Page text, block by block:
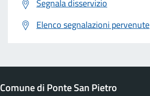
Segnala disservizio
Elenco segnalazioni pervenute
Comune di Ponte San Pietro